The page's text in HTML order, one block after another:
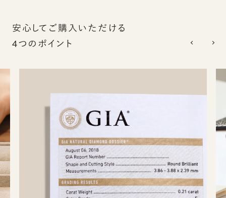
安心してご購入いただける
4つのポイント